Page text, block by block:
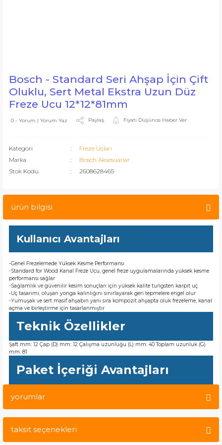
Bosch - Standard Seri Ahşap İçin Çift
Oluklu, Sert Metal Ekstra Uzun Düz
Freze Ucu 12*12*81mm
0 - Yorum | Yorum Yaz Paylaş Fiyatı Düşünce Haber Ver
Kategori
Freze Uçları
Marka
Bosch Aksesuarlar
Stok Kodu
2608628465
ürün bilgisi
Kullanıcı Avantajları
-Genel Frezelemede Yüksek Kesme Performansı
-Standard for Wood Kanal Freze Ucu, genel freze uygulamalarında yüksek kesme
performansı sağlar
-Sağlamlık ve güvenilir kesim sonuçları için yüksek kalite tungsten karpit uç
-Uç tasarımı, oluşan yonga kalınlığını sınırlayarak geri tepmelere engel olur
-Yumuşak ve sert masif ahşabın yanı sıra kompozit ahşapta oluk frezeleme, kanal
açma ve birleştirme için tasarlanmıştır
Teknik Özellikler
Şaft mm: 12 Çap (D) mm: 12 Çalışma uzunluğu (L) mm: 40 Toplam uzunluk (G)
mm: 81
Paket İçeriği Avantajları
yorumlar
taksit seçenekleri